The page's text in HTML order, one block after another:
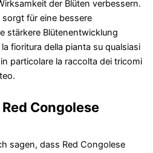
der Blüten verbessern.
für eine bessere
stärkere Blütenentwicklung
fioritura della pianta su qualsiasi
particolare la raccolta dei tricomi
Congolese
sagen, dass Red Congolese